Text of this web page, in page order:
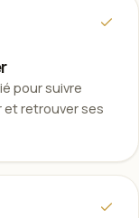
pour suivre
et retrouver ses